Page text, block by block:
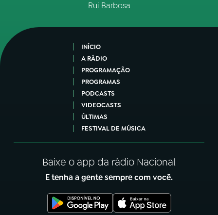
Rui Barbosa
INÍCIO
A RÁDIO
PROGRAMAÇÃO
PROGRAMAS
PODCASTS
VIDEOCASTS
ÚLTIMAS
FESTIVAL DE MÚSICA
Baixe o app da rádio Nacional
E tenha a gente sempre com você.